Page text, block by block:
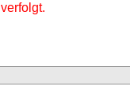
verfolgt.